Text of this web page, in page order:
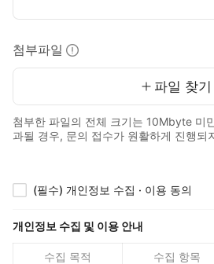
첨부파일
파일 찾기
첨부한 파일의 전체 크기는 10Mbyte 미
과될 경우, 문의 접수가 원활하게 진행되
(필수) 개인정보 수집 · 이용 동의
개인정보 수집 및 이용 안내
수집 목적 수집 항목